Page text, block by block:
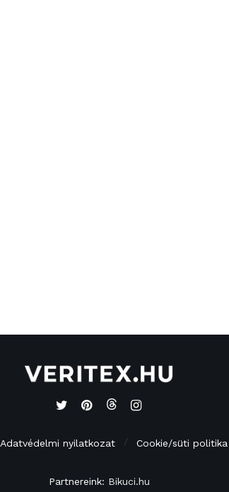
Adatvédelmi nyilatkozat Cookie/süti politika
Partnereink: Bikuci.hu